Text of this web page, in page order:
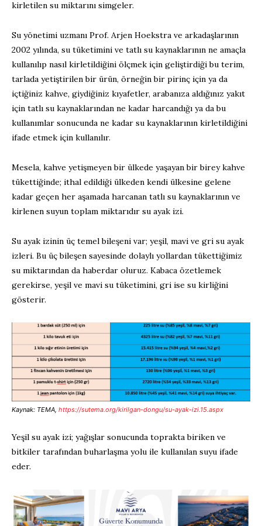
kirletilen su miktarını simgeler.
Su yönetimi uzmanı Prof. Arjen Hoekstra ve arkadaşlarının
2002 yılında, su tüketimini ve tatlı su kaynaklarının ne amaçla
kullanılıp nasıl kirletildiğini ölçmek için geliştirdiği bu terim,
tarlada yetiştirilen bir ürün, örneğin bir pirinç için ya da
içtiğiniz kahve, giydiğiniz kıyafetler, arabanıza aldığınız yakıt
için tatlı su kaynaklarından ne kadar harcandığı ya da bu
kullanımlar sonucunda ne kadar su kaynaklarının kirletildiğini
ifade etmek için kullanılır.
Mesela, kahve yetişmeyen bir ülkede yaşayan bir birey kahve
tükettiğinde; ithal edildiği ülkeden kendi ülkesine gelene
kadar geçen her aşamada harcanan tatlı su kaynaklarının ve
kirlenen suyun toplam miktarıdır su ayak izi.
Su ayak izinin üç temel bileşeni var; yeşil, mavi ve gri su ayak
izleri. Bu üç bileşen sayesinde dolaylı yollardan tükettiğimiz
su miktarından da haberdar oluruz. Kabaca özetlemek
gerekirse, yeşil ve mavi su tüketimini, gri ise su kirliğini
gösterir.
Kaynak: TEMA, https://sutema.org/kirilgan-dongu/su-ayak-izi.15.aspx
Yeşil su ayak izi; yağışlar sonucunda toprakta biriken ve
bitkiler tarafından buharlaşma yolu ile kullanılan suyu ifade
eder.